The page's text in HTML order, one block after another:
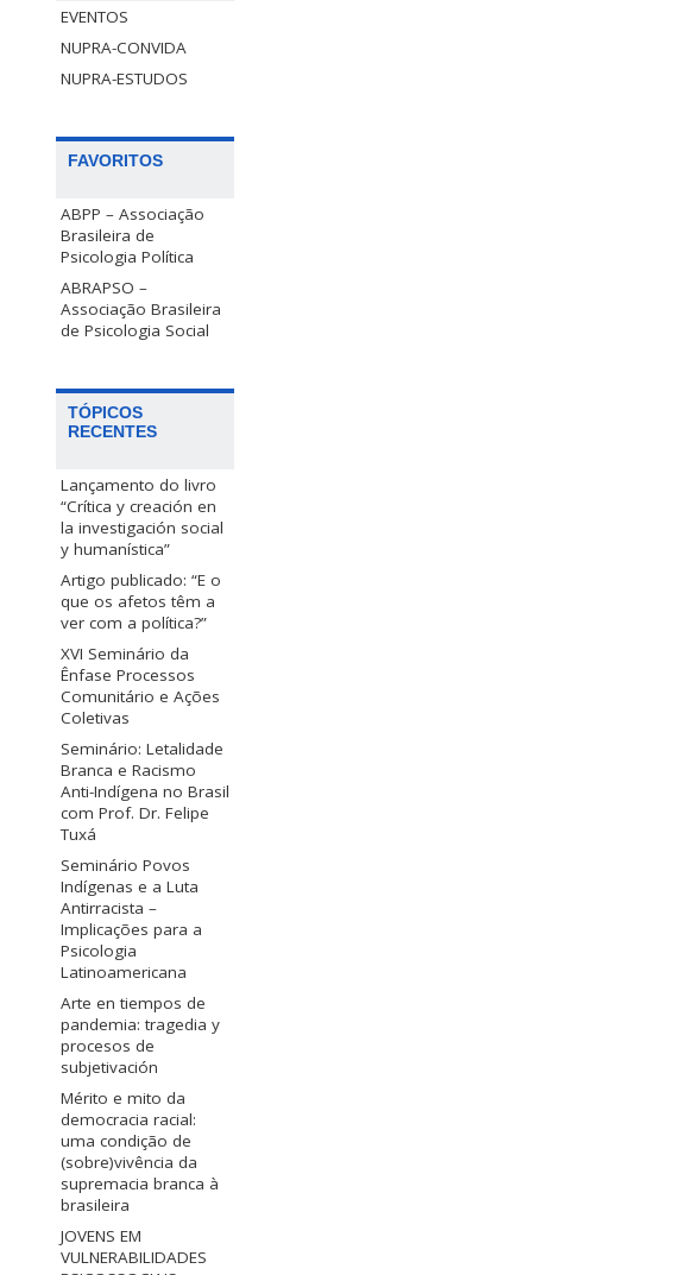
EVENTOS
NUPRA-CONVIDA
NUPRA-ESTUDOS
FAVORITOS
ABPP – Associação
Brasileira de
Psicologia Política
ABRAPSO –
Associação Brasileira
de Psicologia Social
TÓPICOS
RECENTES
Lançamento do livro
“Crítica y creación en
la investigación social
y humanística”
Artigo publicado: “E o
que os afetos têm a
ver com a política?”
XVI Seminário da
Ênfase Processos
Comunitário e Ações
Coletivas
Seminário: Letalidade
Branca e Racismo
Anti-Indígena no Brasil
com Prof. Dr. Felipe
Tuxá
Seminário Povos
Indígenas e a Luta
Antirracista –
Implicações para a
Psicologia
Latinoamericana
Arte en tiempos de
pandemia: tragedia y
procesos de
subjetivación
Mérito e mito da
democracia racial:
uma condição de
(sobre)vivência da
supremacia branca à
brasileira
JOVENS EM
VULNERABILIDADES